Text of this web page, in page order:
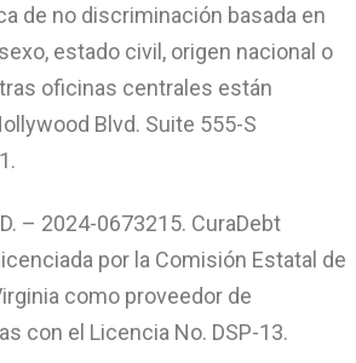
de no discriminación basada en
estado civil, origen nacional o
oficinas centrales están
Blvd. Suite 555-S
– 2024-0673215. CuraDebt
por la Comisión Estatal de
como proveedor de
con el Licencia No. DSP-13.